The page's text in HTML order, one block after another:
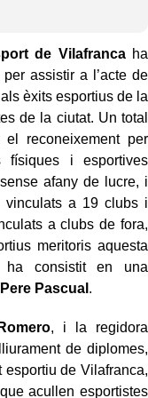
de Vilafrancaha
assistir a l’acte de
èxits esportius de la
de la ciutat. Un total
reconeixement per
físiques i esportives
afany de lucre, i
vinculats a 19 clubs i
a clubs de fora,
meritoris aquesta
ha consistit en una
Pere Pascual .
, i la regidora
de diplomes,
de Vilafranca,
acullen esportistes